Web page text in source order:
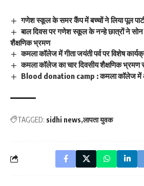
गणेश स्कूल के समर कैंप में बच्चों ने लिया पूल
बाल दिवस पर गणेश स्कूल के नन्हे छात्रों ने सोन
शैक्षणिक भ्रमण
कमला कॉलेज में गीता जयंती पर्व पर विशेष
कमला कॉलेज का चार दिवसीय शैक्षणिक भ्रमण
Blood donation camp : कमला कॉलेज में
TAGGED: sidhi news लापता युवक